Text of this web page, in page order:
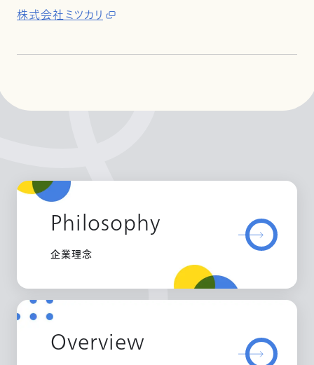
株式会社ミツカリ
Philosophy
企業理念
Overview